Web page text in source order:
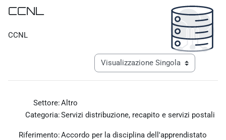
CCNL
CCNL
Navigazione terziaria modalità
Settore:Altro
Categoria:Servizi distribuzione, recapito e servizi postali
Riferimento:Accordo per la disciplina dell'apprendistato